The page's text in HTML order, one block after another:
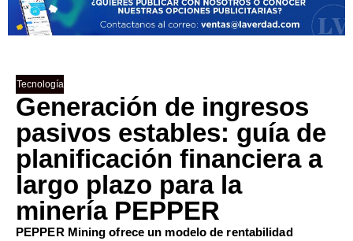
Tecnología
Generación de ingresos
pasivos estables: guía de
planificación financiera a
largo plazo para la
minería PEPPER
PEPPER Mining ofrece un modelo de rentabilidad